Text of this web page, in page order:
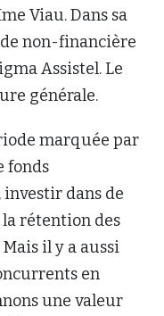
Viau. Dans sa
non-financière
Assistel. Le
générale.
marquée par
fonds
dans de
rétention des
il y a aussi
en
une valeur